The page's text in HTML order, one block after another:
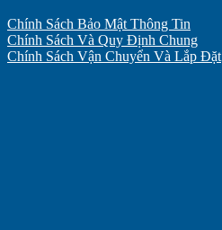
Chính Sách Bảo Mật Thông Tin
Chính Sách Và Quy Định Chung
Chính Sách Vận Chuyển Và Lắp Đặt